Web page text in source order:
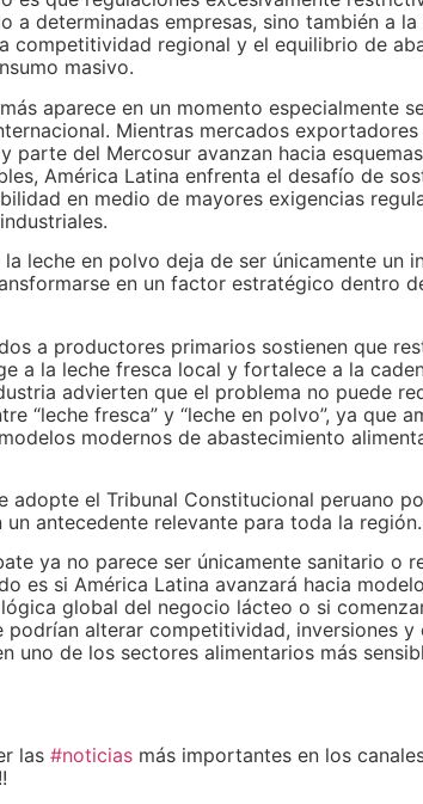
a determinadas empresas, sino también a
competitividad regional y el equilibrio de
masivo.
aparece en un momento especialmente
Mientras mercados
parte del Mercosur avanzan hacia
América Latina enfrenta el desafío de
en medio de mayores exigencias
leche en polvo deja de ser únicamente un
en un factor estratégico dentro
a productores primarios sostienen que
a la leche fresca local y fortalece a la
advierten que el problema no puede
“leche fresca” y “leche en polvo”, ya que
modernos de abastecimiento
adopte el Tribunal Constitucional peruano
un antecedente relevante para toda la región.
ya no parece ser únicamente sanitario o
es si América Latina avanzará hacia
global del negocio lácteo o si
podrían alterar competitividad, inversiones y
uno de los sectores alimentarios más
las #noticias más importantes en los
!!